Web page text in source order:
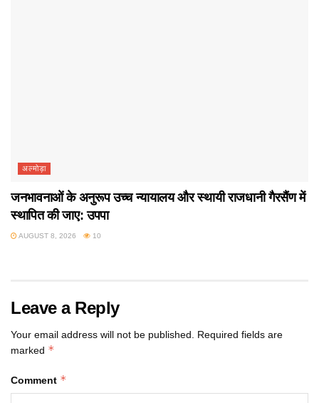
अल्मोड़ा
जनभावनाओं के अनुरूप उच्च न्यायालय और स्थायी राजधानी गैरसैंण में
स्थापित की जाए: उपपा
AUGUST 8, 2026 10
Leave a Reply
Your email address will not be published. Required fields are
marked *
Comment *